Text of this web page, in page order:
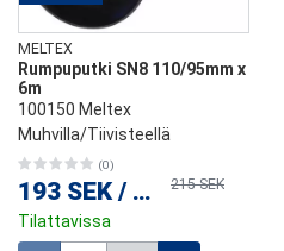
MELTEX
Rumpuputki SN8 110/95mm x
6m
100150 Meltex
Muhvilla/Tiivisteellä
(0)
193 SEK / kpl 215 SEK
Tilattavissa